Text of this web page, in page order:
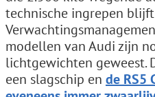
technische ingrepen
modellen van Audi zijn
lichtgewichten geweest.
een slagschip en de RS5